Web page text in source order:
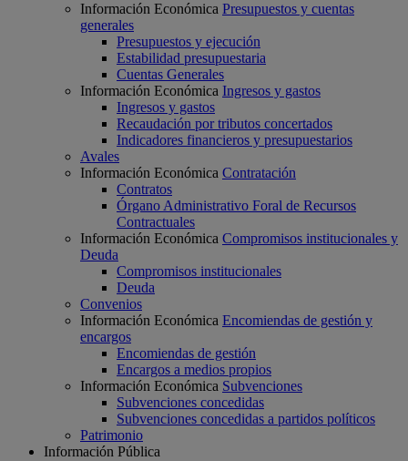
Información Económica Presupuestos y cuentas
generales
Presupuestos y ejecución
Estabilidad presupuestaria
Cuentas Generales
Información Económica Ingresos y gastos
Ingresos y gastos
Recaudación por tributos concertados
Indicadores financieros y presupuestarios
Avales
Información Económica Contratación
Contratos
Órgano Administrativo Foral de Recursos
Contractuales
Información Económica Compromisos institucionales y
Deuda
Compromisos institucionales
Deuda
Convenios
Información Económica Encomiendas de gestión y
encargos
Encomiendas de gestión
Encargos a medios propios
Información Económica Subvenciones
Subvenciones concedidas
Subvenciones concedidas a partidos políticos
Patrimonio
Información Pública